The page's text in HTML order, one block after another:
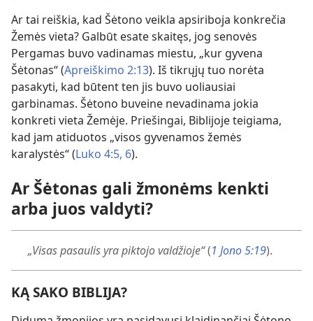
Ar tai reiškia, kad Šėtono veikla apsiriboja konkrečia
Žemės vieta? Galbūt esate skaitęs, jog senovės
Pergamas buvo vadinamas miestu, „kur gyvena
Šėtonas“ (Apreiškimo 2:13). Iš tikrųjų tuo norėta
pasakyti, kad būtent ten jis buvo uoliausiai
garbinamas. Šėtono buveine nevadinama jokia
konkreti vieta Žemėje. Priešingai, Biblijoje teigiama,
kad jam atiduotos „visos gyvenamos žemės
karalystės“ (Luko 4:5, 6).
Ar Šėtonas gali žmonėms kenkti
arba juos valdyti?
„Visas pasaulis yra piktojo valdžioje“(1 Jono 5:19).
KĄ SAKO BIBLIJA?